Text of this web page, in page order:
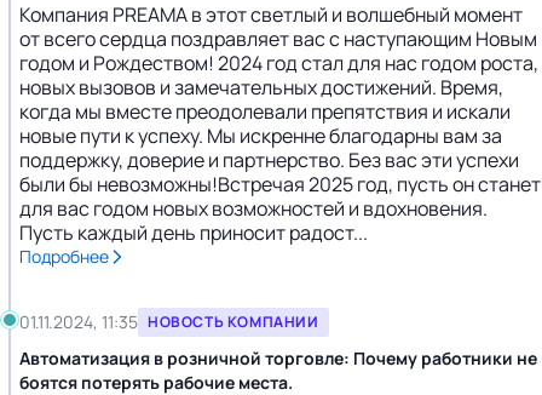
Компания PREAMA в этот светлый и волшебный момент
от всего сердца поздравляет вас с наступающим Новым
годом и Рождеством! 2024 год стал для нас годом роста,
новых вызовов и замечательных достижений. Время,
когда мы вместе преодолевали препятствия и искали
новые пути к успеху. Мы искренне благодарны вам за
поддержку, доверие и партнерство. Без вас эти успехи
были бы невозможны!Встречая 2025 год, пусть он станет
для вас годом новых возможностей и вдохновения.
Пусть каждый день приносит радост...
Подробнее
01.11.2024, 11:35 НОВОСТЬ КОМПАНИИ
Автоматизация в розничной торговле: Почему работники не
боятся потерять рабочие места.